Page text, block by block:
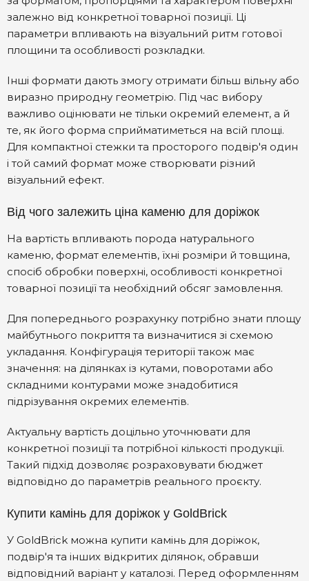
залежно від конкретної товарної позиції. Ці
параметри впливають на візуальний ритм готової
площини та особливості розкладки.
Інші формати дають змогу отримати більш вільну або
виразно природну геометрію. Під час вибору
важливо оцінювати не тільки окремий елемент, а й
те, як його форма сприйматиметься на всій площі.
Для компактної стежки та просторого подвір'я один
і той самий формат може створювати різний
візуальний ефект.
Від чого залежить ціна каменю для доріжок
На вартість впливають порода натурального
каменю, формат елементів, їхні розміри й товщина,
спосіб обробки поверхні, особливості конкретної
товарної позиції та необхідний обсяг замовлення.
Для попереднього розрахунку потрібно знати площу
майбутнього покриття та визначитися зі схемою
укладання. Конфігурація території також має
значення: на ділянках із кутами, поворотами або
складними контурами може знадобитися
підрізування окремих елементів.
Актуальну вартість доцільно уточнювати для
конкретної позиції та потрібної кількості продукції.
Такий підхід дозволяє розраховувати бюджет
відповідно до параметрів реального проєкту.
Купити камінь для доріжок у GoldBrick
У GoldBrick можна купити камінь для доріжок,
подвір'я та інших відкритих ділянок, обравши
відповідний варіант у каталозі. Перед оформленням